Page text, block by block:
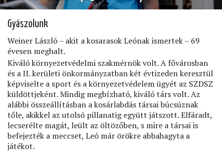
Gyászolunk
Weiner László – akit a kosarasok Leónak ismertek – 69
évesen meghalt.
Kiváló környezetvédelmi szakmérnök volt. A fővárosban
és a II. kerületi önkormányzatban két évtizeden keresztül
képviselte a sport és a környezetvédelem ügyét az SZDSZ
küldöttjeként. Mindig megbízható, kiváló társ volt. Az
alábbi összeállításban a kosárlabdás társai búcsúznak
tőle, akikkel az utolsó pillanatig együtt játszott. Elfáradt,
lecserélte magát, leült az öltözőben, s mire a társai is
befejezték a meccset, Leó már örökre abbahagyta a
játékot.